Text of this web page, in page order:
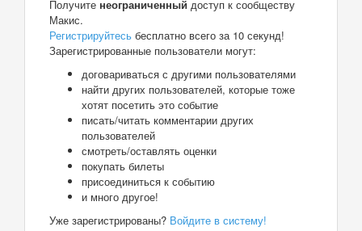
Получите неограниченный доступ к сообществу
Макис.
Регистрируйтесь бесплатно всего за 10 секунд!
Зарегистрированные пользователи могут:
договариваться с другими пользователями
найти других пользователей, которые тоже
хотят посетить это событие
писать/читать комментарии других
пользователей
смотреть/оставлять оценки
покупать билеты
присоединиться к событию
и много другое!
Уже зарегистрированы? Войдите в систему!